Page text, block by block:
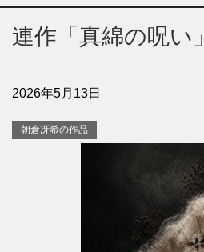
連作「真綿の呪い」
2026年5月13日
朝倉冴希の作品